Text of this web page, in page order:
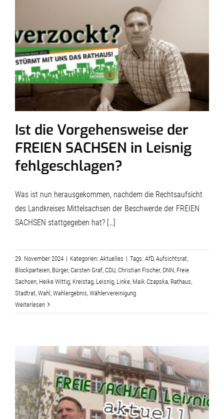
Ist die Vorgehensweise der
FREIEN SACHSEN in Leisnig
fehlgeschlagen?
Was ist nun herausgekommen, nachdem die Rechtsaufsicht
des Landkreises Mittelsachsen der Beschwerde der FREIEN
SACHSEN stattgegeben hat? […]
29. November 2024 | Kategorien: Aktuelles | Tags: AfD, Aufsichtsrat,
Blockparteien, Bürger, Carsten Graf, CDU, Christian Fischer, DNN, Freie
Sachsen, Heike Wittig, Kreistag, Leisnig, Linke, Maik Czapska, Rathaus,
Stadtrat, Wahl , Wahlergebnis, Wählervereinigung
Weiterlesen